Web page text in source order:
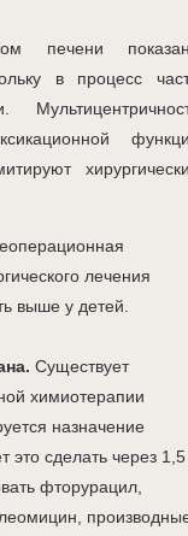
печени
в процесс
лечения
выше у детей.
Существует
химиотерапии
назначение
это сделать через 1,5
фторурацил,